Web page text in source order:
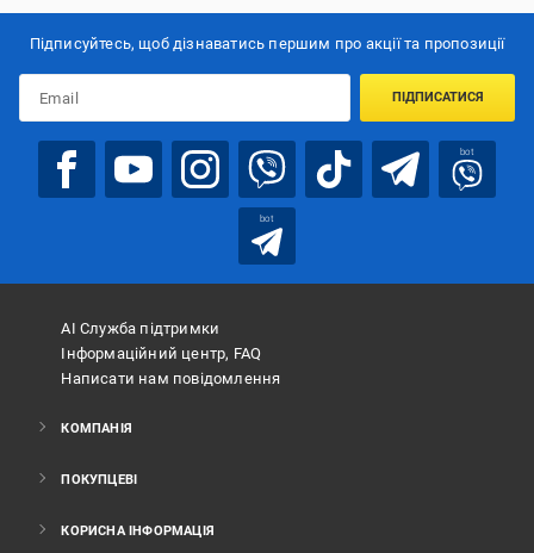
Підписуйтесь, щоб дізнаватись першим про акції та пропозиції
ПІДПИСАТИСЯ
bot
bot
АІ Служба підтримки
Інформаційний центр, FAQ
Написати нам повідомлення
КОМПАНІЯ
ПОКУПЦЕВІ
КОРИСНА ІНФОРМАЦІЯ